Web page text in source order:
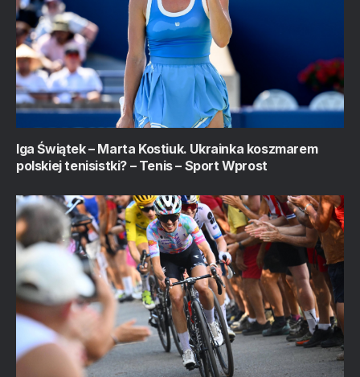
Iga Świątek – Marta Kostiuk. Ukrainka koszmarem
polskiej tenisistki? – Tenis – Sport Wprost